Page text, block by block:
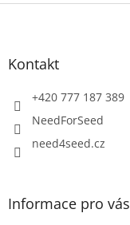
Z
Kontakt
+420 777 187 389
NeedForSeed
need4seed.cz
Informace pro vás